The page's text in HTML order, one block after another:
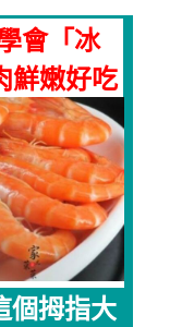
會「冰
鮮嫩好吃
個拇指大